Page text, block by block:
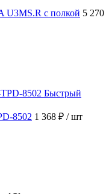
U3MS.R с полкой 5 270
Быстрый
8502 1 368 ₽ / шт